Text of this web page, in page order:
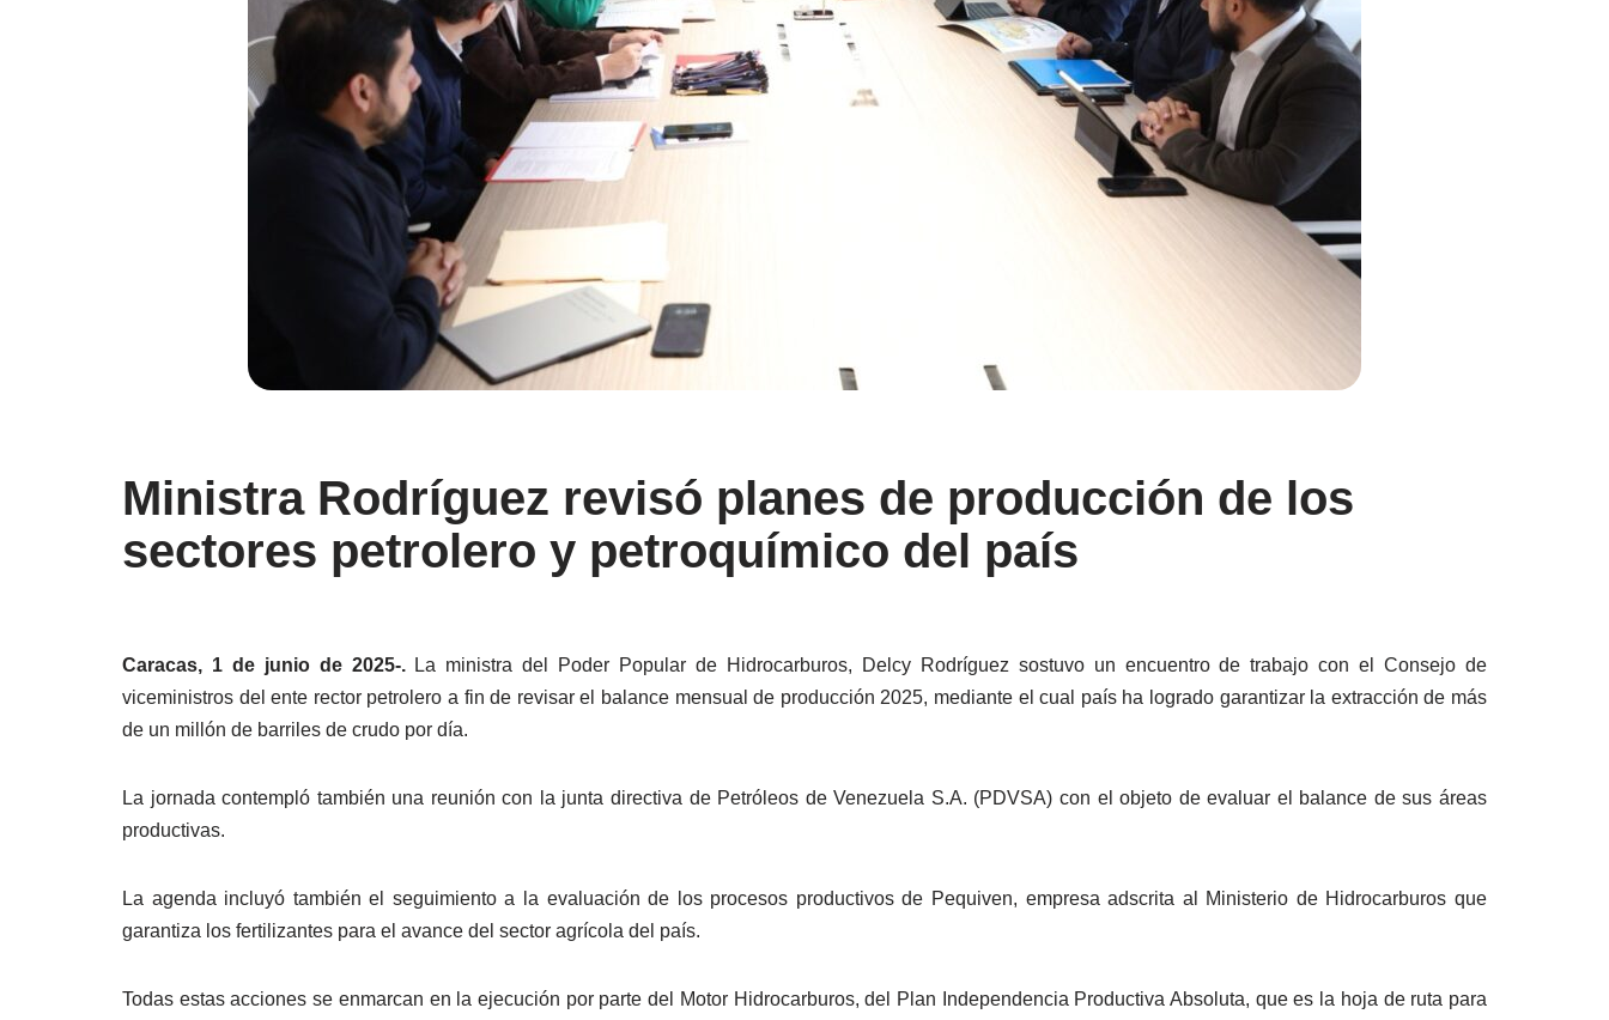
Ministra Rodríguez revisó planes de producción de los
sectores petrolero y petroquímico del país
Caracas, 1 de junio de 2025-.La ministra del Poder Popular de Hidrocarburos, Delcy Rodríguez sostuvo un encuentro de trabajo con el Consejo de
viceministros del ente rector petrolero a fin de revisar el balance mensual de producción 2025, mediante el cual país ha logrado garantizar la extracción de más
de un millón de barriles de crudo por día.
La jornada contempló también una reunión con la junta directiva de Petróleos de Venezuela S.A. (PDVSA) con el objeto de evaluar el balance de sus áreas
productivas.
La agenda incluyó también el seguimiento a la evaluación de los procesos productivos de Pequiven, empresa adscrita al Ministerio de Hidrocarburos que
garantiza los fertilizantes para el avance del sector agrícola del país.
Todas estas acciones se enmarcan en la ejecución por parte del Motor Hidrocarburos, del Plan Independencia Productiva Absoluta, que es la hoja de ruta para